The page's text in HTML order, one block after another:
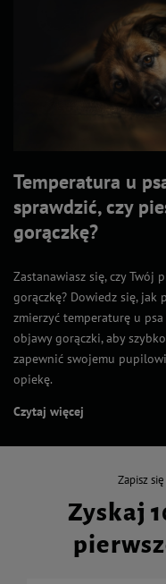
Temperatura u
sprawdzić, czy
gorączkę?
Zastanawiasz się, czy Twój
gorączkę? Dowiedz się, jak
zmierzyć temperaturę u
objawy gorączki, aby
zapewnić swojemu
opiekę.
Czytaj więcej
Zapisz
Zyskaj